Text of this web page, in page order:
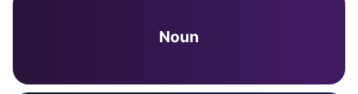
Noun